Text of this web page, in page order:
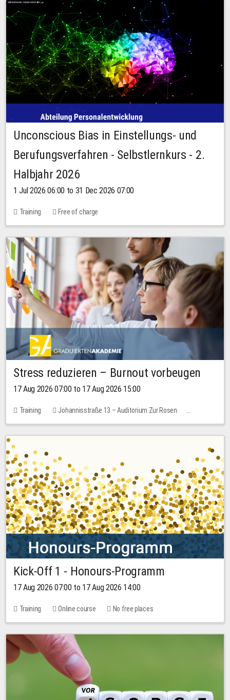
Unconscious Bias in Einstellungs- und
Berufungsverfahren - Selbstlernkurs - 2.
Halbjahr 2026
1 Jul 2026 06:00 to 31 Dec 2026 07:00
Training Free of charge
Stress reduzieren – Burnout vorbeugen
17 Aug 2026 07:00 to 17 Aug 2026 15:00
Training
Johannisstraße 13 – Auditorium Zur Rosen
2 places
10.00 EUR
Kick-Off 1 - Honours-Programm
17 Aug 2026 07:00 to 17 Aug 2026 14:00
Training Online course No free places